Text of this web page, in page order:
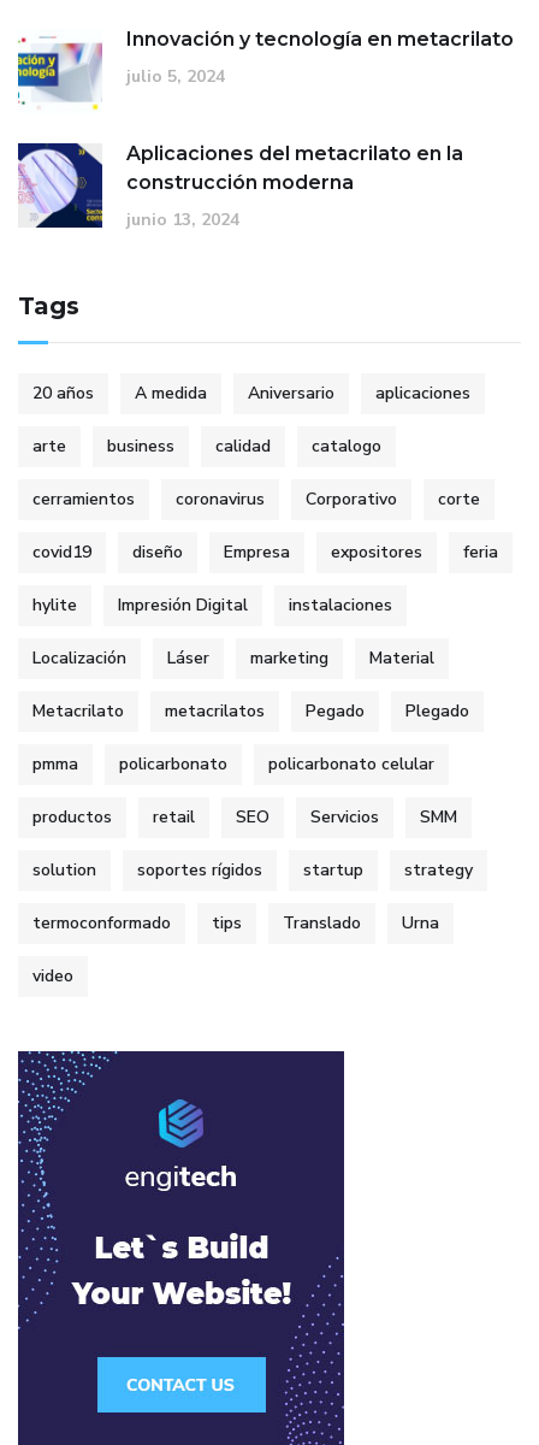
Innovación y tecnología en metacrilato
julio 5, 2024
Aplicaciones del metacrilato en la
construcción moderna
junio 13, 2024
Tags
20 años A medida Aniversario aplicaciones
arte business calidad catalogo
cerramientos coronavirus Corporativo corte
covid19 diseño Empresa expositores feria
hylite Impresión Digital instalaciones
Localización Láser marketing Material
Metacrilato metacrilatos Pegado Plegado
pmma policarbonato policarbonato celular
productos retail SEO Servicios SMM
solution soportes rígidos startup strategy
termoconformado tips Translado Urna
video